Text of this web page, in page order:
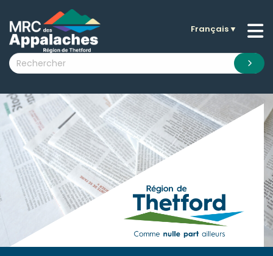
submenu (La MRC )
submenu (Citoyens )
submenu (Visiteurs )
submenu (Nouvelles )
submenu (Documentation )
Français▼